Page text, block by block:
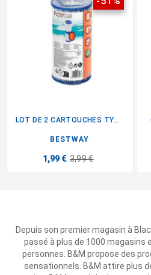
LOT DE 2 CARTOUCHES TYPE I
BESTWAY
1,99 € 3,99 €
Depuis son premier magasin à
passé à plus de 1000 magasins
personnes. B&M propose des
sensationnels. B&M attire plus